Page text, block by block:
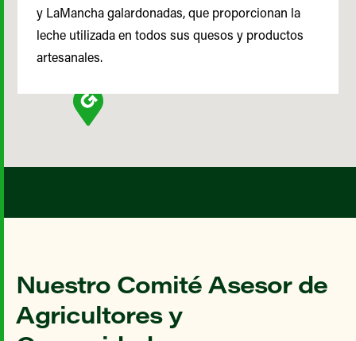
Nuestro Comité Asesor de
Agricultores y
y LaMancha galardonadas, que proporcionan la
leche utilizada en todos sus quesos y productos
artesanales.